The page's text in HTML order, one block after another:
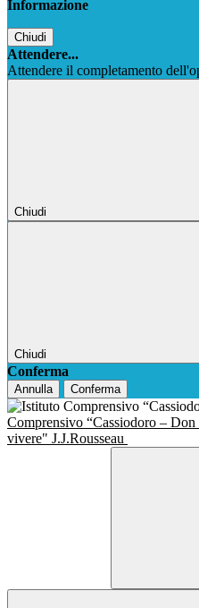
Informazione
Chiudi
Attendere...
Attendere il completamento
Chiudi
Chiudi
Conferma
Annulla Conferma
Comprensivo “Cassiodoro – Don
vivere" J.J.Rousseau